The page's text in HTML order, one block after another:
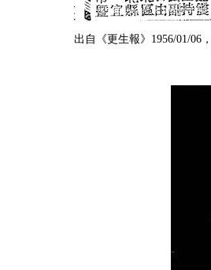
出自《更生報》1956/01/06